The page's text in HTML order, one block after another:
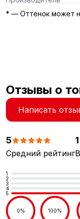
* — Оттенок может
Отзывы о
Написать
5
Средний рейтинг
1
1
2
3
4
5
0% 100%